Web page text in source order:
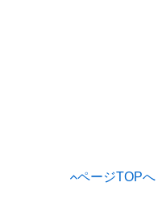
ページTOPへ